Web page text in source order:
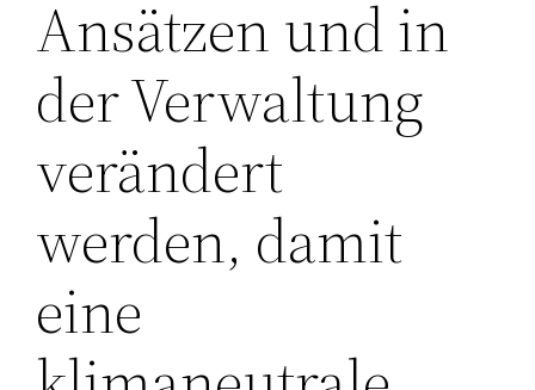
Ansätzen und in
der Verwaltung
verändert
werden, damit
eine